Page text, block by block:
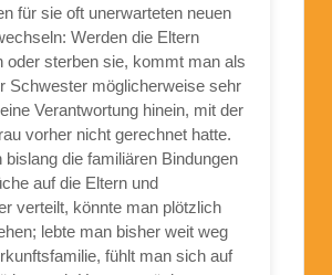
für sie oft unerwarteten neuen
Werden die Eltern
oder sterben sie, kommt man als
Schwester möglicherweise sehr
Verantwortung hinein, mit der
vorher nicht gerechnet hatte.
bislang die familiären Bindungen
auf die Eltern und
verteilt, könnte man plötzlich
lebte man bisher weit weg
fühlt man sich auf